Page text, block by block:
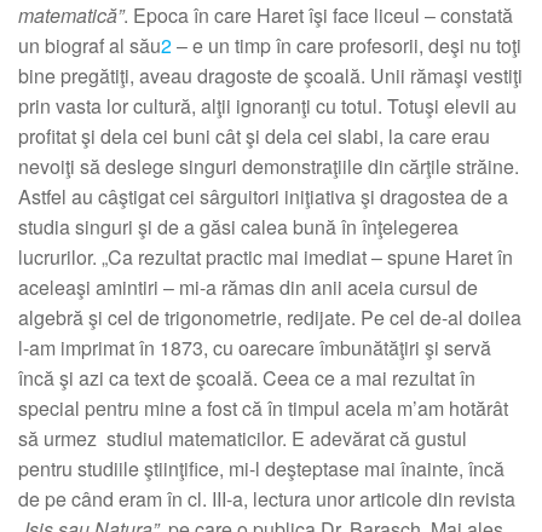
matematică”. Epoca în care Haret îşi face liceul – constată
un biograf al său2– e un timp în care profesorii, deşi nu toţi
bine pregătiţi, aveau dragoste de şcoală. Unii rămaşi vestiţi
prin vasta lor cultură, alţii ignoranţi cu totul. Totuşi elevii au
profitat şi dela cei buni cât şi dela cei slabi, la care erau
nevoiţi să deslege singuri demonstraţiile din cărţile străine.
Astfel au câştigat cei sârguitori iniţiativa şi dragostea de a
studia singuri şi de a găsi calea bună în înţelegerea
lucrurilor. „Ca rezultat practic mai imediat – spune Haret în
aceleaşi amintiri – mi-a rămas din anii aceia cursul de
algebră şi cel de trigonometrie, redijate. Pe cel de-al doilea
l-am imprimat în 1873, cu oarecare îmbunătăţiri şi servă
încă şi azi ca text de şcoală. Ceea ce a mai rezultat în
special pentru mine a fost că în timpul acela m’am hotărât
să urmez studiul matematicilor. E adevărat că gustul
pentru studiile ştiinţifice, mi-l deşteptase mai înainte, încă
de pe când eram în cl. III-a, lectura unor articole din revista